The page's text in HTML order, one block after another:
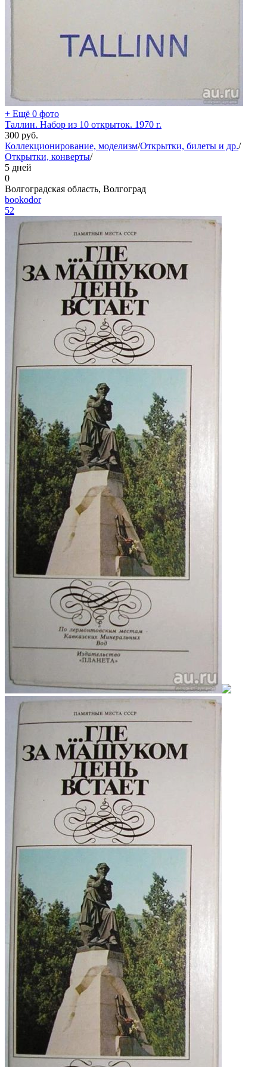
+ Ещё 0 фото
Таллин. Набор из 10 открыток. 1970 г.
300 руб.
Коллекционирование, моделизм/Открытки, билеты и др./
Открытки, конверты/
5 дней
0
Волгоградская область, Волгоград
bookodor
52